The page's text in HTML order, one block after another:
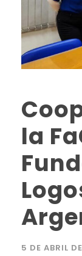
la
5 DE ABRIL